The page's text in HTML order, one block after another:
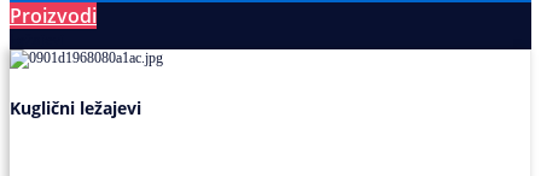
Proizvodi
Kuglični ležajevi